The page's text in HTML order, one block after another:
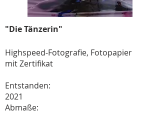
"Die Tänzerin"
Highspeed-Fotografie, Fotopapier
mit Zertifikat
Entstanden:
2021
Abmaße: